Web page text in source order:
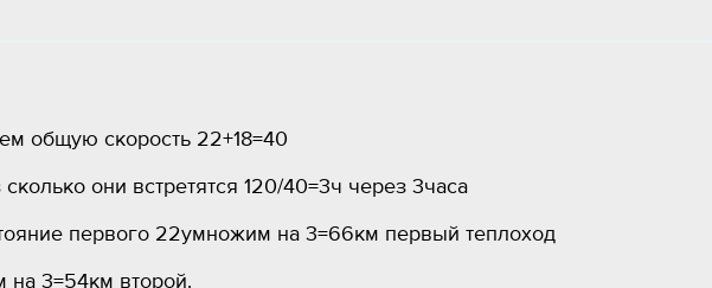
общую скорость 22+18=40
они встретятся 120/40=3ч через 3часа
первого 22умножим на 3=66км первый теплоход
на 3=54км второй.